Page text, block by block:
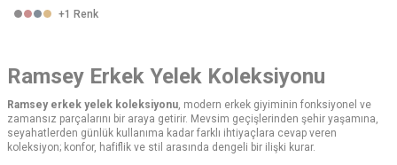
+1 Renk
Ramsey Erkek Yelek Koleksiyonu
Ramsey erkek yelek koleksiyonu, modern erkek giyiminin fonksiyonel ve
zamansız parçalarını bir araya getirir. Mevsim geçişlerinden şehir yaşamına,
seyahatlerden günlük kullanıma kadar farklı ihtiyaçlara cevap veren
koleksiyon; konfor, hafiflik ve stil arasında dengeli bir ilişki kurar.